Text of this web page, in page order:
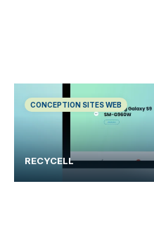
CONCEPTION SITES WEB
RECYCELL